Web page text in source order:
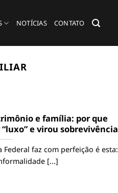
NOTÍCIAS CONTATO
e família: por que
e virou sobrevivência
Federal faz com perfeição é esta:
[...]